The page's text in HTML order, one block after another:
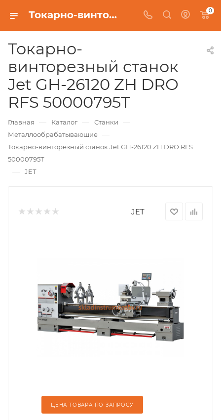
Токарно-винторезный станок Jet GH-26120 ZH DRO RFS 50000795T 0
Токарно-
винторезный станок
Jet GH-26120 ZH DRO
RFS 50000795T
Главная — Каталог — Станки —
Металлообрабатывающие —
Токарно-винторезный станок Jet GH-26120 ZH DRO RFS
50000795T
— JET
JET
ЦЕНА ТОВАРА ПО ЗАПРОСУ